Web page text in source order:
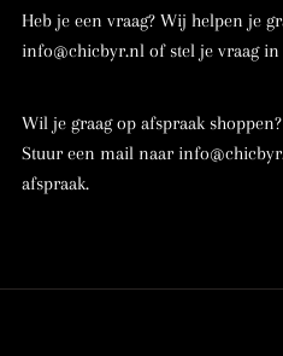
Heb je een vraag? Wij helpen je
info@chicbyr.nl of stel je vraag in
Wil je graag op afspraak
Stuur een mail naar
afspraak.